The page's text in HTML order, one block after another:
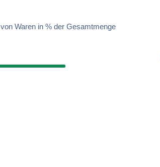
von Waren in % der Gesamtmenge